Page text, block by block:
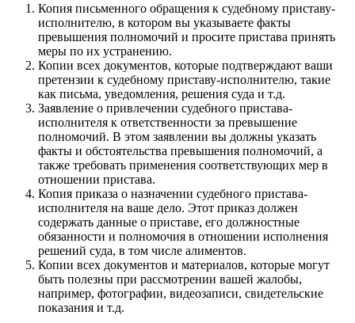
Копия письменного обращения к судебному приставу-
исполнителю, в котором вы указываете факты
превышения полномочий и просите пристава принять
меры по их устранению.
Копии всех документов, которые подтверждают ваши
претензии к судебному приставу-исполнителю, такие
как письма, уведомления, решения суда и т.д.
Заявление о привлечении судебного пристава-
исполнителя к ответственности за превышение
полномочий. В этом заявлении вы должны указать
факты и обстоятельства превышения полномочий, а
также требовать применения соответствующих мер в
отношении пристава.
Копия приказа о назначении судебного пристава-
исполнителя на ваше дело. Этот приказ должен
содержать данные о приставе, его должностные
обязанности и полномочия в отношении исполнения
решений суда, в том числе алиментов.
Копии всех документов и материалов, которые могут
быть полезны при рассмотрении вашей жалобы,
например, фотографии, видеозаписи, свидетельские
показания и т.д.